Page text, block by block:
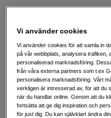
Bilden visar en ny
Mer information
569 SEK
Vi använder cookies
Vi använder cookies för att samla in
på vår webbplats, analysera trafiken,
personaliserad marknadsföring.
från våra externa partners som t.ex
personalisera marknadsföring. Vårt
verkligen är intresserad av, för att du
när du handlar online. Genom att du
fortsätta att ge dig inspiration och
för just dig. Du kan självklart ändra